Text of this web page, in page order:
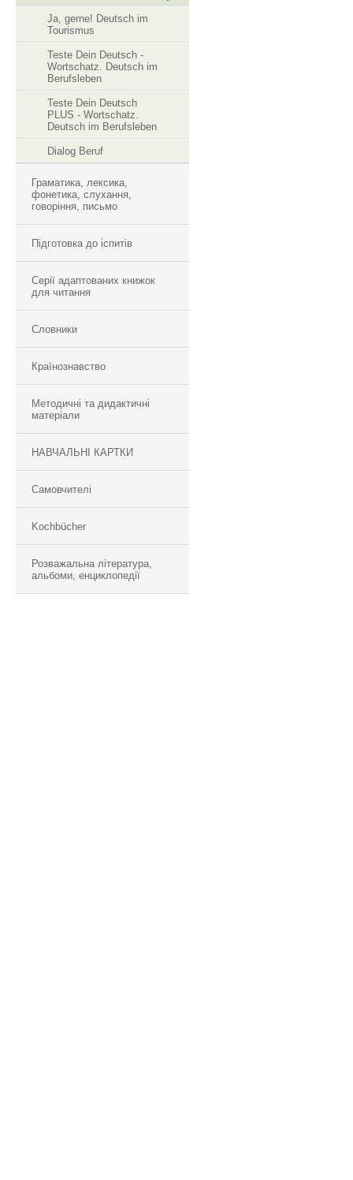
Ja, gerne! Deutsch im
Tourismus
Teste Dein Deutsch -
Wortschatz. Deutsch im
Berufsleben
Teste Dein Deutsch
PLUS - Wortschatz.
Deutsch im Berufsleben
Dialog Beruf
Граматика, лексика,
фонетика, слухання,
говоріння, письмо
Підготовка до іспитів
Серії адаптованих книжок
для читання
Словники
Країнознавство
Методичні та дидактичні
матеріали
НАВЧАЛЬНІ КАРТКИ
Самовчителі
Kochbücher
Розважальна література,
альбоми, енциклопедії